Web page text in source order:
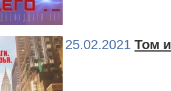
25.02.2021 Том